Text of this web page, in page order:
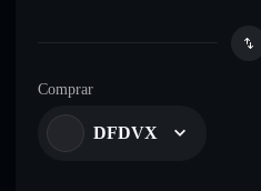
Comprar
DFDVX